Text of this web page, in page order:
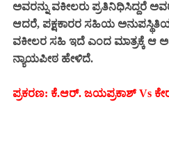
ಅವರನ್ನು ವಕೀಲರು ಪ್ರತಿನಿಧಿಸಿದ್ದರೆ
ಆದರೆ, ಪಕ್ಷಕಾರರ ಸಹಿಯ
ವಕೀಲರ ಸಹಿ ಇದೆ ಎಂದ ಮಾತ್ರಕ್ಕೆ ಆ
ನ್ಯಾಯಪೀಠ ಹೇಳಿದೆ.
ಪ್ರಕರಣ: ಕೆ.ಆರ್. ಜಯಪ್ರಕಾಶ್ Vs